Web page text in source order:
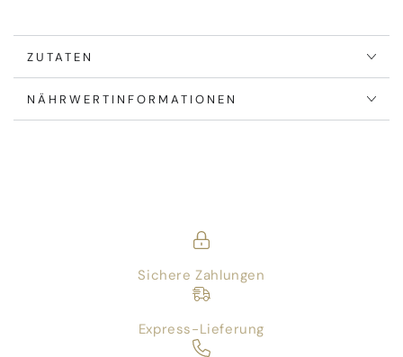
ZUTATEN
NÄHRWERTINFORMATIONEN
Sichere Zahlungen
Express-Lieferung